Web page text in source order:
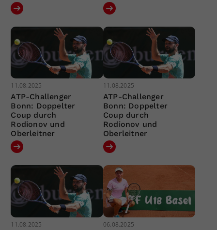
11.08.2025
ATP-Challenger
Bonn: Doppelter
Coup durch
Rodionov und
Oberleitner
11.08.2025
ATP-Challenger
Bonn: Doppelter
Coup durch
Rodionov und
Oberleitner
11.08.2025 06.08.2025